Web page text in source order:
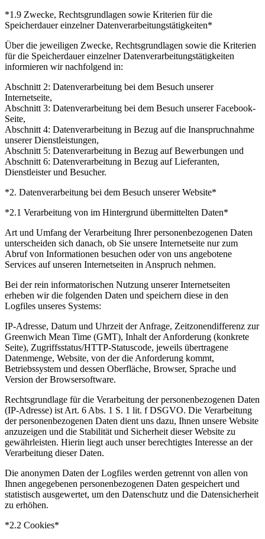
*1.9 Zwecke, Rechtsgrundlagen sowie Kriterien für die
Speicherdauer einzelner Datenverarbeitungstätigkeiten*
Über die jeweiligen Zwecke, Rechtsgrundlagen sowie die Kriterien
für die Speicherdauer einzelner Datenverarbeitungstätigkeiten
informieren wir nachfolgend in:
Abschnitt 2: Datenverarbeitung bei dem Besuch unserer
Internetseite,
Abschnitt 3: Datenverarbeitung bei dem Besuch unserer Facebook-
Seite,
Abschnitt 4: Datenverarbeitung in Bezug auf die Inanspruchnahme
unserer Dienstleistungen,
Abschnitt 5: Datenverarbeitung in Bezug auf Bewerbungen und
Abschnitt 6: Datenverarbeitung in Bezug auf Lieferanten,
Dienstleister und Besucher.
*2. Datenverarbeitung bei dem Besuch unserer Website*
*2.1 Verarbeitung von im Hintergrund übermittelten Daten*
Art und Umfang der Verarbeitung Ihrer personenbezogenen Daten
unterscheiden sich danach, ob Sie unsere Internetseite nur zum
Abruf von Informationen besuchen oder von uns angebotene
Services auf unseren Internetseiten in Anspruch nehmen.
Bei der rein informatorischen Nutzung unserer Internetseiten
erheben wir die folgenden Daten und speichern diese in den
Logfiles unseres Systems:
IP-Adresse, Datum und Uhrzeit der Anfrage, Zeitzonendifferenz zur
Greenwich Mean Time (GMT), Inhalt der Anforderung (konkrete
Seite), Zugriffsstatus/HTTP-Statuscode, jeweils übertragene
Datenmenge, Website, von der die Anforderung kommt,
Betriebssystem und dessen Oberfläche, Browser, Sprache und
Version der Browsersoftware.
Rechtsgrundlage für die Verarbeitung der personenbezogenen Daten
(IP-Adresse) ist Art. 6 Abs. 1 S. 1 lit. f DSGVO. Die Verarbeitung
der personenbezogenen Daten dient uns dazu, Ihnen unsere Website
anzuzeigen und die Stabilität und Sicherheit dieser Website zu
gewährleisten. Hierin liegt auch unser berechtigtes Interesse an der
Verarbeitung dieser Daten.
Die anonymen Daten der Logfiles werden getrennt von allen von
Ihnen angegebenen personenbezogenen Daten gespeichert und
statistisch ausgewertet, um den Datenschutz und die Datensicherheit
zu erhöhen.
*2.2 Cookies*